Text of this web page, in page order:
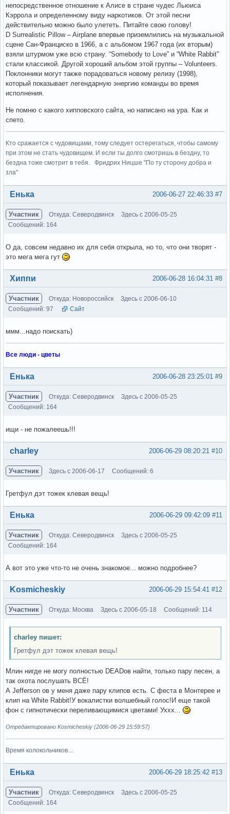
непосредственное отношение к Алисе в стране чудес Льюиса
Кэррола и определенному виду наркотиков. От этой песни
действительно можно было улететь. Питайте свою голову!
D Surrealistic Pillow – Airplane впервые приземлились на музыкальной
сцене Сан-Франциско в 1966, а с альбомом 1967 года (их вторым)
взяли штурмом уже всю страну. “Somebody to Love” и “White Rabbit”
стали классикой. Другой хороший альбом этой группы – Volunteers.
Поклонники могут также порадоваться новому релизу (1998),
который показывает легендарную энергию команды во время
исполнения.
Не помню с какого хипповского сайта, но написано на ура. Как и
спето.
Кто сражается с чудовищами, тому следует остерегаться, чтобы самому
при этом не стать чудовищем. И если ты долго смотришь в бездну, то
бездна тоже смотрит в тебя. Фридрих Ницше "По ту сторону добра и
зла"
Вне форума #7
2006-06-27 22:46:33
Енька
Участник Откуда: Северодвинск
Здесь с 2006-05-25
Сообщений: 164
О да, совсем недавно их для себя открыла, но то, что они творят -
это мега мега гут
Вне форума #8
2006-06-28 16:04:31
Хиппи
Участник Откуда: Новороссийск
Здесь с 2006-06-10
Сообщений: 97
Сайт
ммм...надо поискать)
Все люди - цветы
Вне форума #9
2006-06-28 23:25:01
Енька
Участник Откуда: Северодвинск
Здесь с 2006-05-25
Сообщений: 164
ищи - не пожалеешь!!!
Вне форума #10
2006-06-29 08:20:21
charley
Участник Здесь с 2006-06-17 Сообщений: 6
Гретфул дэт тожек клевая вещь!
Вне форума #11
2006-06-29 09:42:09
Енька
Участник Откуда: Северодвинск
Здесь с 2006-05-25
Сообщений: 164
А вот это уже что-то не очень знакомое... можно подробнее?
Вне форума #12
2006-06-29 15:54:41
Kosmicheskiy
Участник Откуда: Москва Здесь с 2006-05-18 Сообщений: 114
charley пишет:
Гретфул дэт тожек клевая вещь!
Млин нигде не могу полностью DEADов найти, только пару песен, а
так охота послушать ВСЁ!
А Jefferson ов у меня даже пару клипов есть. С феста в Монтерее и
клип на White Rabbit!У вокалистки волшебный голос!И еще такой
фон с гипнотически переливающимися цветами! Уххх...
Отредактировано Kosmicheskiy (2006-06-29 15:59:57)
Время колокольчиков....
Вне форума #13
2006-06-29 18:25:42
Енька
Участник Откуда: Северодвинск
Здесь с 2006-05-25
Сообщений: 164